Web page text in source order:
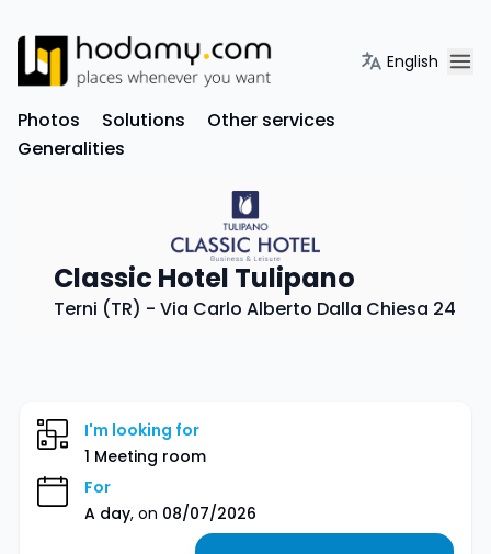
English
Photos Solutions
Other services
Generalities
Classic Hotel Tulipano
Terni (TR) - Via Carlo Alberto Dalla Chiesa 24
I'm looking for
1 Meeting room
For
A day, on 08/07/2026